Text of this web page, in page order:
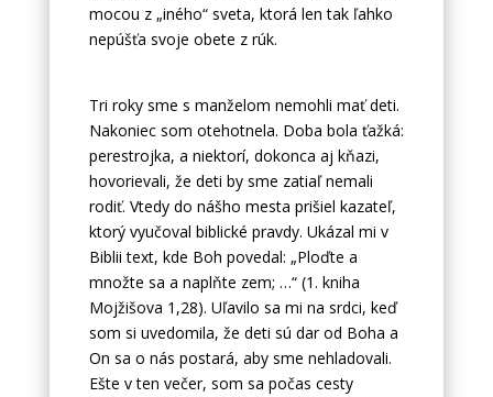
mocou z „iného“ sveta, ktorá len tak ľahko
nepúšťa svoje obete z rúk.
Tri roky sme s manželom nemohli mať deti.
Nakoniec som otehotnela. Doba bola ťažká:
perestrojka, a niektorí, dokonca aj kňazi,
hovorievali, že deti by sme zatiaľ nemali
rodiť. Vtedy do nášho mesta prišiel kazateľ,
ktorý vyučoval biblické pravdy. Ukázal mi v
Biblii text, kde Boh povedal: „Ploďte a
množte sa a naplňte zem; …“ (1. kniha
Mojžišova 1,28). Uľavilo sa mi na srdci, keď
som si uvedomila, že deti sú dar od Boha a
On sa o nás postará, aby sme nehladovali.
Ešte v ten večer, som sa počas cesty